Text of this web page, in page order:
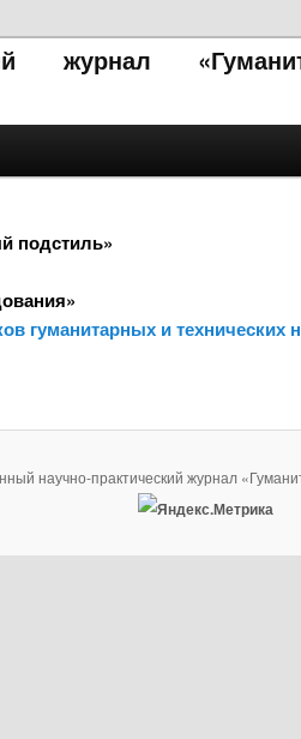
журнал
подстиль»
гуманитарных и технических
научно-практический журнал